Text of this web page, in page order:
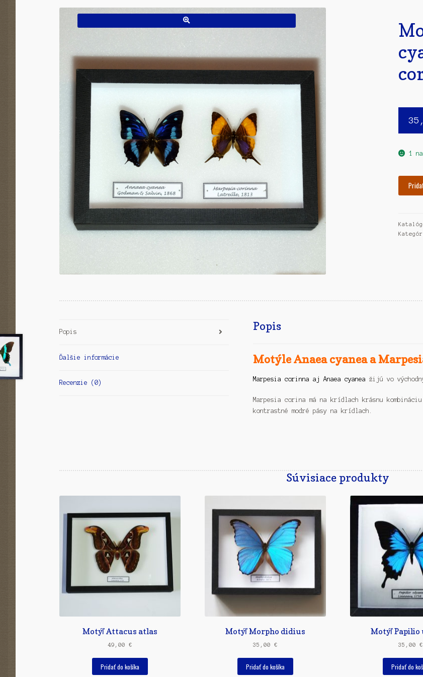
1
a
Popis
Ďalšie informácie
Recenzie (0)
Popis
Motýle Anaea cyanea a
Marpesia corinna aj Anaea cyanea žijú vo
Marpesia corina má na krídlach krásnu
kontrastné modré pásy na krídlach.
Súvisiace produkty
Motýľ Attacus atlas
49,00€
Pridať do košíka
Motýľ Morpho didius
35,00€
Pridať do košíka
Motýľ Papilio
35,00 €
Pridať do